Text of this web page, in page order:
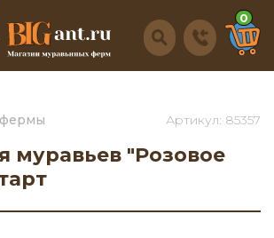
0
муравьев "Розовое
Артикул: 85357